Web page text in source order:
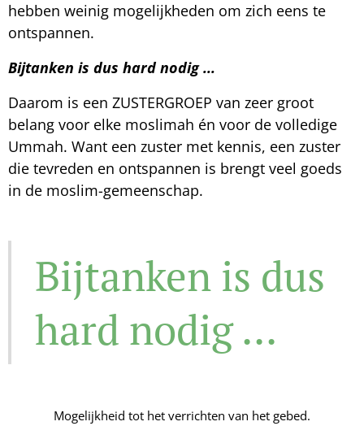
hebben weinig mogelijkheden om zich eens te
ontspannen.
Bijtanken is dus hard nodig ...
Daarom is een ZUSTERGROEP van zeer groot
belang voor elke moslimah én voor de volledige
Ummah. Want een zuster met kennis, een zuster
die tevreden en ontspannen is brengt veel goeds
in de moslim-gemeenschap.
Bijtanken is dus
hard nodig ...
Mogelijkheid tot het verrichten van het gebed.